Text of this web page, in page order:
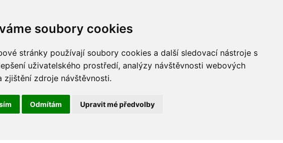
soubory cookies
stránky používají soubory cookies a další sledovací nástroje s
uživatelského prostředí, analýzy návštěvnosti webových
zjištění zdroje návštěvnosti.
Odmítám Upravit mé předvolby